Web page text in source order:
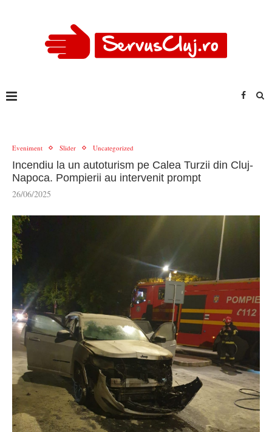
Eveniment Slider Uncategorized
Incendiu la un autoturism pe Calea Turzii din Cluj-
Napoca. Pompierii au intervenit prompt
26/06/2025